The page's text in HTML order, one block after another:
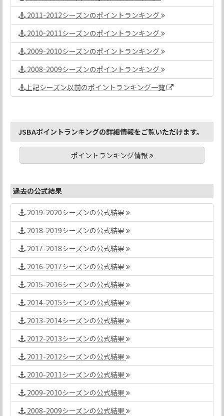
2011-2012シーズンのポイントランキング
2010-2011シーズンのポイントランキング
2009-2010シーズンのポイントランキング
2008-2009シーズンのポイントランキング
上記シーズン以前のポイントランキング一覧
JSBAポイントランキングの詳細情報をご覧いただけます。
ポイントランキング情報
過去の公式結果
2019-2020シーズンの公式結果
2018-2019シーズンの公式結果
2017-2018シーズンの公式結果
2016-2017シーズンの公式結果
2015-2016シーズンの公式結果
2014-2015シーズンの公式結果
2013-2014シーズンの公式結果
2012-2013シーズンの公式結果
2011-2012シーズンの公式結果
2010-2011シーズンの公式結果
2009-2010シーズンの公式結果
2008-2009シーズンの公式結果